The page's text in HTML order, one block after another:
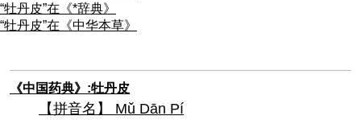
“牡丹皮”在《*辞典》
“牡丹皮”在《中华本草》
《中国药典》:牡丹皮
【拼音名】 Mǔ Dān Pí